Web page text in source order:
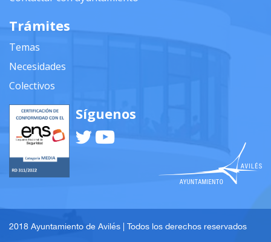
Trámites
Temas
Necesidades
Colectivos
Síguenos
2018 Ayuntamiento de Avilés | Todos los derechos reservados